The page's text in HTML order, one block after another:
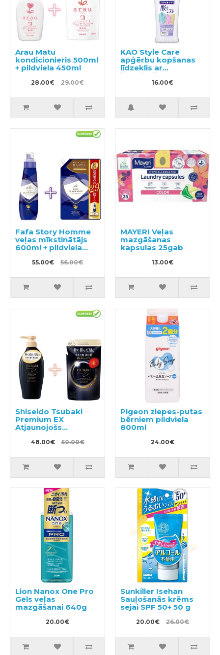
Arau Matu
kondicionieris 500ml
+ pildviela 450ml
28.00€ 29.00€
KAO Style Care
apģērbu kopšanas
līdzeklis ar
izlīdzinošu un
antistatisku efektu
16.00€
Fafa Story Homme
veļas mīkstinātājs
600ml + pildviela
55.00€ 56.00€
MAYERI Veļas
mazgāšanas
kapsulas 25gab
13.00€
Shiseido Tsubaki
Premium EX
Atjaunojošs
kondicionieris-
maska ​​bojātiem
pildviela 300ml
48.00€ 50.00€
Pigeon ziepes-putas
bērniem pildviela
800ml
24.00€
Lion Nanox One Pro
Gels veļas
mazgāšanai 640g
20.00€
Sunkiller Isehan
Sauļošanās krēms
sejai SPF 50+ 50 g
20.00€ 26.00€